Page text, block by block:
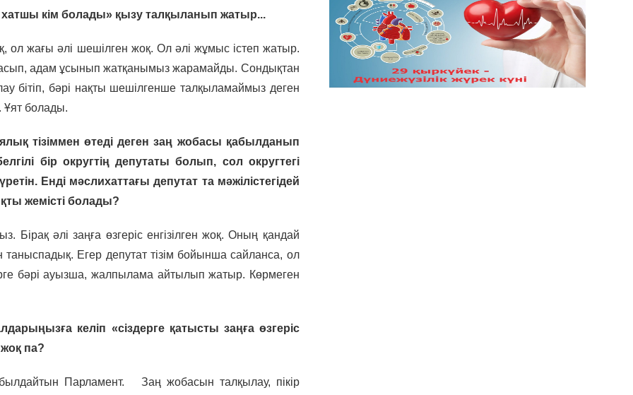
хатшы кім болады» қызу талқыланып жатыр...
ол жағы әлі шешілген жоқ. Ол әлі жұмыс істеп жатыр.
адам ұсынып жатқанымыз жарамайды. Сондықтан
бітіп, бәрі нақты шешілгенше талқыламаймыз деген
Ұят болады.
тізіммен өтеді деген заң жобасы қабылданып
бір округтің депутаты болып, сол округтегі
Енді мәслихаттағы депутат та мәжілістегідей
жемісті болады?
әлі заңға өзгеріс енгізілген жоқ. Оның қандай
Егер депутат тізім бойынша сайланса, ол
бәрі ауызша, жалпылама айтылып жатыр. Көрмеген
келіп «сіздерге қатысты заңға өзгеріс
жоқ па?
Парламент. Заң жобасын талқылау, пікір